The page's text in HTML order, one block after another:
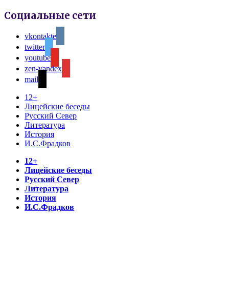
Социальные сети
vkontakte
twitter
youtube
zen-yandex
mail
12+
Лицейские беседы
Русский Север
Литература
История
И.С.Фрадков
12+
Лицейские беседы
Русский Север
Литература
История
И.С.Фрадков